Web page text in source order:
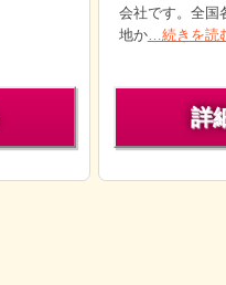
会社です。全国
地か…続きを読
詳